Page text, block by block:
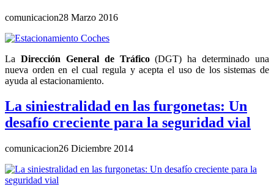
comunicacion28 Marzo 2016
La Dirección General de Tráfico(DGT) ha determinado una
nueva orden en el cual regula y acepta el uso de los sistemas de
ayuda al estacionamiento.
La siniestralidad en las furgonetas: Un
desafío creciente para la seguridad vial
comunicacion26 Diciembre 2014